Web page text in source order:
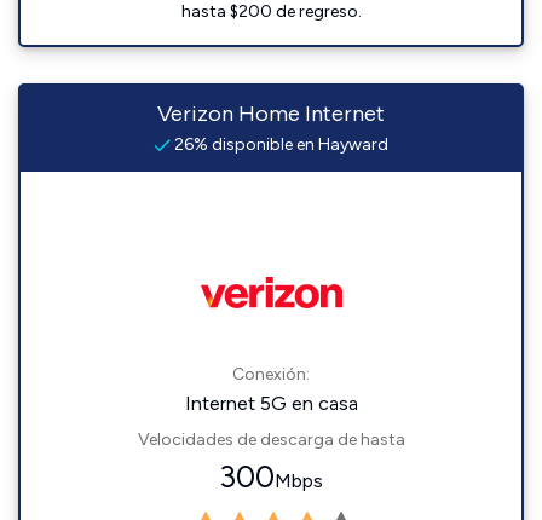
hasta $200 de regreso.
Verizon Home Internet
26% disponible en Hayward
Conexión:
Internet 5G en casa
Velocidades de descarga de hasta
300Mbps